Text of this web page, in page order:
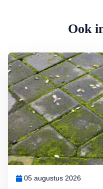
Ook
05 augustus 2026
Lees meer over Groene